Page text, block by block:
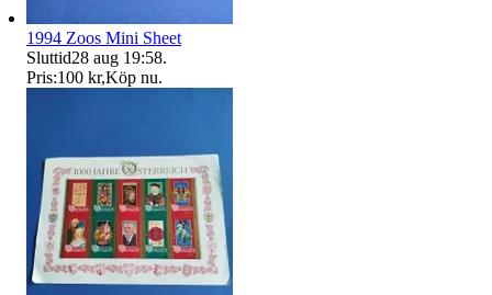
1994 Zoos Mini Sheet
Sluttid28 aug 19:58.
Pris:100 kr,Köp nu.